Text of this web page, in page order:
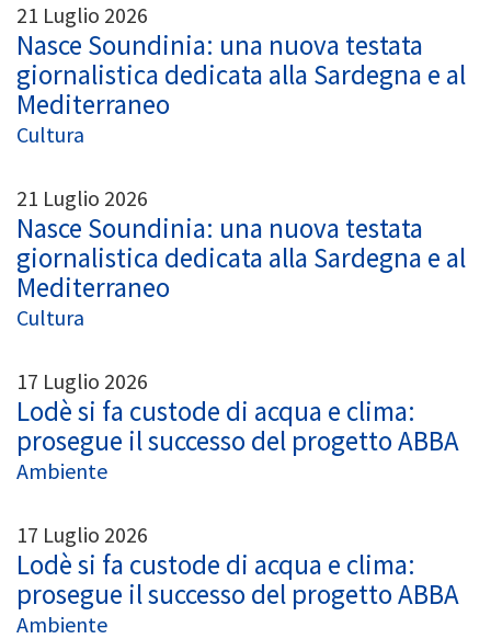
21 Luglio 2026
Nasce Soundinia: una nuova testata
giornalistica dedicata alla Sardegna e al
Mediterraneo
Cultura
21 Luglio 2026
Nasce Soundinia: una nuova testata
giornalistica dedicata alla Sardegna e al
Mediterraneo
Cultura
17 Luglio 2026
Lodè si fa custode di acqua e clima:
prosegue il successo del progetto ABBA
Ambiente
17 Luglio 2026
Lodè si fa custode di acqua e clima:
prosegue il successo del progetto ABBA
Ambiente